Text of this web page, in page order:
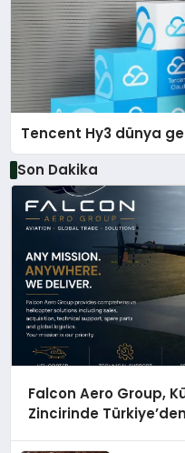
Tencent Hy3 dünya
Son Dakika
Falcon Aero Group,
Zincirinde